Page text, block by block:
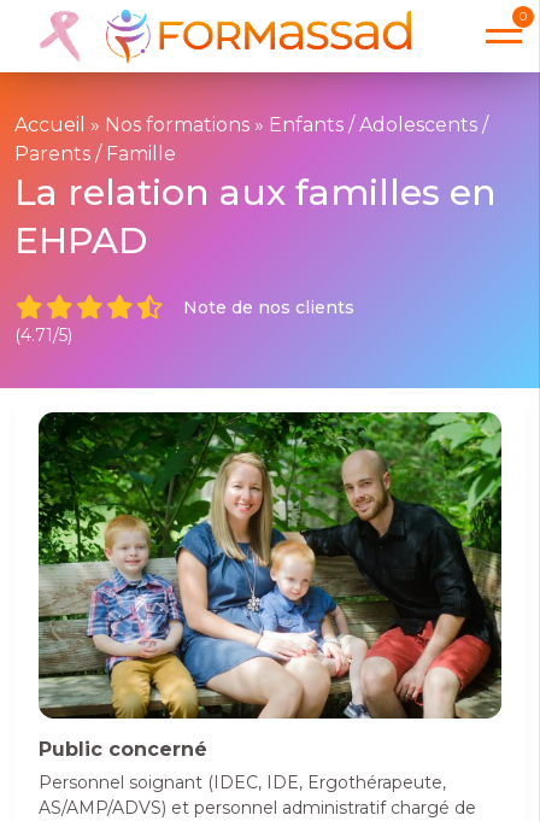
0
Accueil » Nos formations » Enfants / Adolescents /
Parents / Famille
La relation aux familles en
EHPAD
Note de nos clients
(4.71/5)
Public concerné
Personnel soignant (IDEC, IDE, Ergothérapeute,
AS/AMP/ADVS) et personnel administratif chargé de